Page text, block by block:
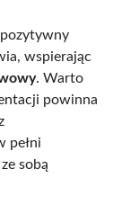
wspierając
. Warto
powinna
pełni
sobą